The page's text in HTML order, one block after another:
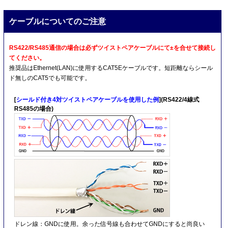
ケーブルについてのご注意
RS422/RS485通信の場合は必ずツイストペアケーブルにて±を合せて接続し
てください。
推奨品はEthernet(LAN)に使用するCAT5Eケーブルです。短距離ならシール
ド無しのCAT5でも可能です。
[シールド付き4対ツイストペアケーブルを使用した例](RS422/4線式
RS485の場合)
ドレン線：GNDに使用。余った信号線も合わせてGNDにすると尚良い